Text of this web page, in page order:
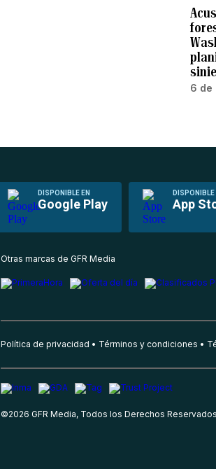
6 de
DISPONIBLE EN
Google Play
DISPONIBLE
App
Otras marcas de GFR Media
Política de privacidad Términos y condiciones
©2026 GFR Media, Todos los Derechos